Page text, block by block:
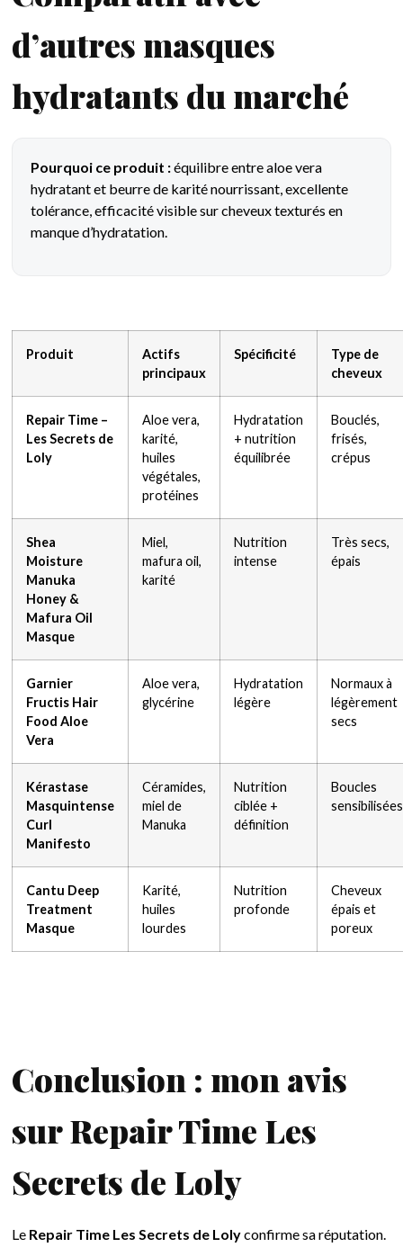
d’autres masques
hydratants du marché
Pourquoi ce produit :équilibre entre aloe vera
hydratant et beurre de karité nourrissant, excellente
tolérance, efficacité visible sur cheveux texturés en
manque d’hydratation.
Produit
Actifs
principaux
Spécificité
Type de
cheveux
Repair Time –
Les Secrets de
Loly
Aloe vera,
karité,
huiles
végétales,
protéines
Hydratation
+ nutrition
équilibrée
Bouclés,
frisés,
crépus
Shea
Moisture
Manuka
Honey &
Mafura Oil
Masque
Miel,
mafura oil,
karité
Nutrition
intense
Très secs,
épais
Garnier
Fructis Hair
Food Aloe
Vera
Aloe vera,
glycérine
Hydratation
légère
Normaux à
légèrement
secs
Kérastase
Masquintense
Curl
Manifesto
Céramides,
miel de
Manuka
Nutrition
ciblée +
définition
Boucles
sensibilisées
Cantu Deep
Treatment
Masque
Karité,
huiles
lourdes
Nutrition
profonde
Cheveux
épais et
poreux
Conclusion : mon avis
sur Repair Time Les
Secrets de Loly
Le Repair Time Les Secrets de Lolyconfirme sa réputation.